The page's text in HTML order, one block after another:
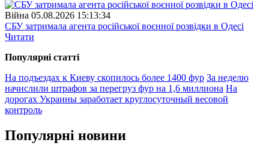
Війна 05.08.2026 15:13:34
СБУ затримала агента російської воєнної розвідки в Одесі
Читати
Популярнi статтi
На подъездах к Киеву скопилось более 1400 фур За неделю
начислили штрафов за перегруз фур на 1,6 миллиона На
дорогах Украины заработает круглосуточный весовой
контроль
Популярнi новини